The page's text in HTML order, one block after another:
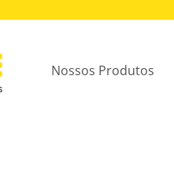
Nossos Produtos